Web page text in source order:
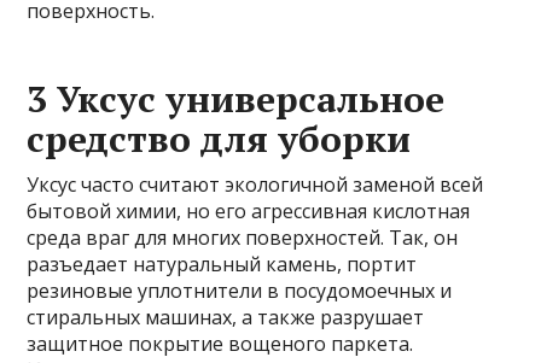
поверхность.
3 Уксус универсальное
средство для уборки
Уксус часто считают экологичной заменой всей
бытовой химии, но его агрессивная кислотная
среда враг для многих поверхностей. Так, он
разъедает натуральный камень, портит
резиновые уплотнители в посудомоечных и
стиральных машинах, а также разрушает
защитное покрытие вощеного паркета.